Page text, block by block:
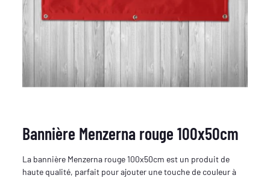
Bannière Menzerna rouge 100x50cm
La bannière Menzerna rouge 100x50cm est un produit de
haute qualité, parfait pour ajouter une touche de couleur à